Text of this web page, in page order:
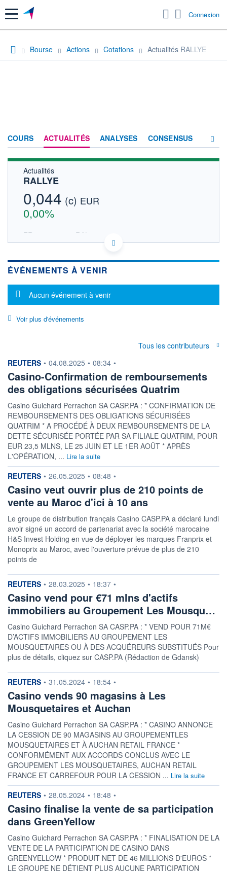
Menu Connexion
Bourse Actions Cotations Actualités RALLYE
COURS ACTUALITÉS ANALYSES CONSENSUS
Actualités
RALLYE
0,044 (c) EUR
0,00%
FR0000060618 RAL
EURONEXT PARIS DONNÉES TEMPS RÉEL
Cotation sur les autres places
Distributeurs - Diversifiés
0,000
VOLUME
0
VALORISATION
2 MEUR
DERNIER ÉCHANGE
22.04.24 / 17:23:24
LIMITE À LA
BAISSE
0,040
LIMITE À LA
HAUSSE
0,049
RENDEMENT
ESTIMÉ 2026
-
PER ESTIMÉ
2026
-
DERNIER
0,00 EUR
DATE
PROCHAIN
DIVIDENDE
ÉLIGIBILITÉ
SRD
Non éligible
Boursobank
ÉVÉNEMENTS À VENIR
Message d'information
Aucun événement à venir
Voir plus d'événements
Tous les contributeurs
information fournie par
REUTERS • 04.08.2025 • 08:34 •
Casino-Confirmation de remboursements
des obligations sécurisées Quatrim
Casino Guichard Perrachon SA CASP.PA : * CONFIRMATION DE
REMBOURSEMENTS DES OBLIGATIONS SÉCURISÉES
QUATRIM * A PROCÉDÉ À DEUX REMBOURSEMENTS DE LA
DETTE SÉCURISÉE PORTÉE PAR SA FILIALE QUATRIM, POUR
EUR 23,5 MLNS, LE 25 JUIN ET LE 1ER AOÛT * APRÈS
L'OPÉRATION, ... Lire la suite
information fournie par
REUTERS • 26.05.2025 • 08:48 •
Casino veut ouvrir plus de 210 points de
vente au Maroc d'ici à 10 ans
Le groupe de distribution français Casino CASP.PA a déclaré lundi
avoir signé un accord de partenariat avec la société marocaine
H&S Invest Holding en vue de déployer les marques Franprix et
Monoprix au Maroc, avec l'ouverture prévue de plus de 210
points de
information fournie par
REUTERS • 28.03.2025 • 18:37 •
Casino vend pour €71 mlns d'actifs
immobiliers au Groupement Les Mousqu…
Casino Guichard Perrachon SA CASP.PA : * VEND POUR 71M€
D’ACTIFS IMMOBILIERS AU GROUPEMENT LES
MOUSQUETAIRES OU À DES ACQUÉREURS SUBSTITUÉS Pour
plus de détails, cliquez sur CASP.PA (Rédaction de Gdansk)
information fournie par
REUTERS • 31.05.2024 • 18:54 •
Casino vends 90 magasins à Les
Mousquetaires et Auchan
Casino Guichard Perrachon SA CASP.PA : * CASINO ANNONCE
LA CESSION DE 90 MAGASINS AU GROUPEMENTLES
MOUSQUETAIRES ET À AUCHAN RETAIL FRANCE *
CONFORMÉMENT AUX ACCORDS CONCLUS AVEC LE
GROUPEMENT LES MOUSQUETAIRES, AUCHAN RETAIL
FRANCE ET CARREFOUR POUR LA CESSION ... Lire la suite
information fournie par
REUTERS • 28.05.2024 • 18:48 •
Casino finalise la vente de sa participation
dans GreenYellow
Casino Guichard Perrachon SA CASP.PA : * FINALISATION DE LA
VENTE DE LA PARTICIPATION DE CASINO DANS
GREENYELLOW * PRODUIT NET DE 46 MILLIONS D'EUROS *
LE GROUPE NE DÉTIENT PLUS AUCUNE PARTICIPATION